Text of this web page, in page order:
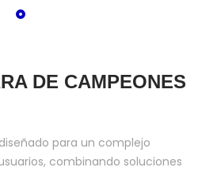
DE CAMPEONES
para un complejo
combinando soluciones